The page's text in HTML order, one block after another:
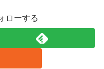
ローする